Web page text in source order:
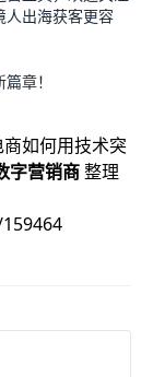
人出海获客更容
章！
商如何用技术突
字营销商整理